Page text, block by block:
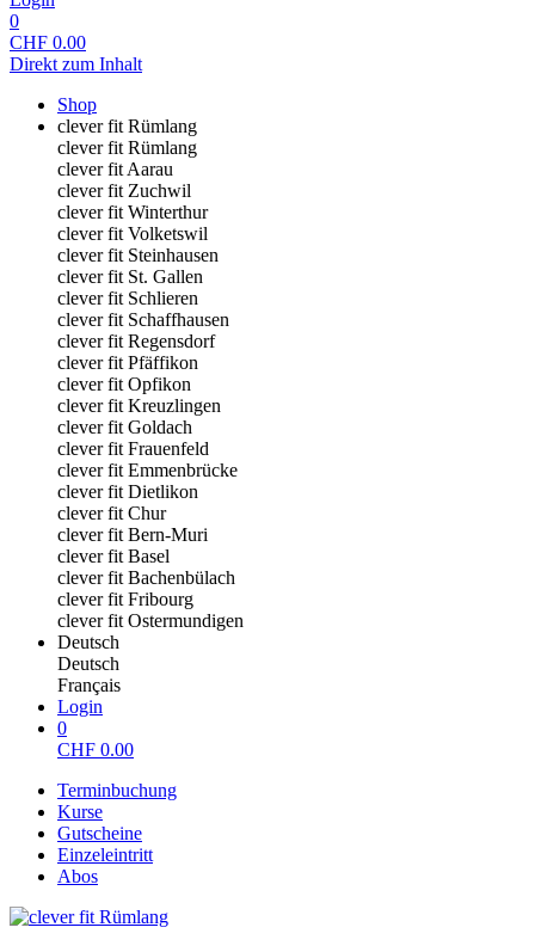
0
CHF 0.00
Direkt zum Inhalt
Shop
clever fit Rümlang
clever fit Rümlang
clever fit Aarau
clever fit Zuchwil
clever fit Winterthur
clever fit Volketswil
clever fit Steinhausen
clever fit St. Gallen
clever fit Schlieren
clever fit Schaffhausen
clever fit Regensdorf
clever fit Pfäffikon
clever fit Opfikon
clever fit Kreuzlingen
clever fit Goldach
clever fit Frauenfeld
clever fit Emmenbrücke
clever fit Dietlikon
clever fit Chur
clever fit Bern-Muri
clever fit Basel
clever fit Bachenbülach
clever fit Fribourg
clever fit Ostermundigen
Deutsch
Deutsch
Français
Login
0
CHF 0.00
Terminbuchung
Kurse
Gutscheine
Einzeleintritt
Abos